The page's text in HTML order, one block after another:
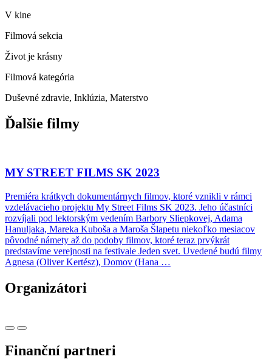
V kine
Filmová sekcia
Život je krásny
Filmová kategória
Duševné zdravie, Inklúzia, Materstvo
Ďalšie filmy
MY STREET FILMS SK 2023
Premiéra krátkych dokumentárnych filmov, ktoré vznikli v rámci
vzdelávacieho projektu My Street Films SK 2023. Jeho účastníci
rozvíjali pod lektorským vedením Barbory Sliepkovej, Adama
Hanuljaka, Mareka Kuboša a Maroša Šlapetu niekoľko mesiacov
pôvodné námety až do podoby filmov, ktoré teraz prvýkrát
predstavíme verejnosti na festivale Jeden svet. Uvedené budú filmy
Agnesa (Oliver Kertész), Domov (Hana …
Organizátori
Finanční partneri